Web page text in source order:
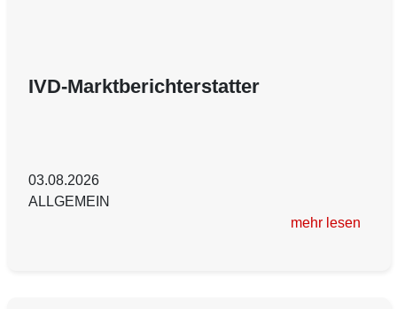
IVD-Marktberichterstatter
03.08.2026
ALLGEMEIN
mehr lesen